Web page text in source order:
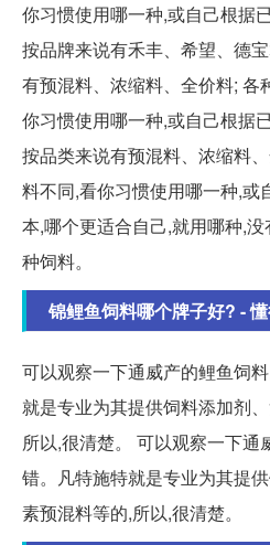
你习惯使用哪一种,或自己根据
按品牌来说有禾丰、希望、德
有预混料、浓缩料、全价料; 各
你习惯使用哪一种,或自己根据
按品类来说有预混料、浓缩料
料不同,看你习惯使用哪一种,或
本,哪个更适合自己,就用哪种,
种饲料。
锦鲤鱼饲料哪个牌子好? -
可以观察一下通威产的鲤鱼饲
就是专业为其提供饲料添加剂
所以,很清楚。 可以观察一下通
错。凡特施特就是专业为其提
素预混料等的,所以,很清楚。